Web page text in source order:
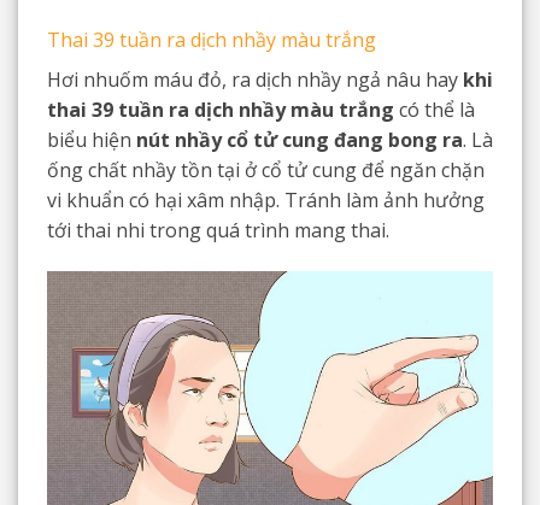
Thai 39 tuần ra dịch nhầy màu trắng
Hơi nhuốm máu đỏ, ra dịch nhầy ngả nâu hay khi
thai 39 tuần ra dịch nhầy màu trắng có thể là
biểu hiện nút nhầy cổ tử cung đang bong ra. Là
ống chất nhầy tồn tại ở cổ tử cung để ngăn chặn
vi khuẩn có hại xâm nhập. Tránh làm ảnh hưởng
tới thai nhi trong quá trình mang thai.